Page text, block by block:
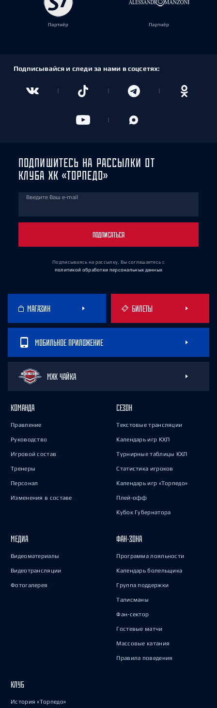
Партнёр Партнёр
Подписывайся и следи за нами в соцсетях:
ПОДПИШИТЕСЬ НА РАССЫЛКИ ОТ
КЛУБА ХК «ТОРПЕДО»
Введите Ваш e-mail
ПОДПИСАТЬСЯ
Подписываясь на рассылку, Вы соглашаетесь с
политикой обработки персональных данных
МАГАЗИН БИЛЕТЫ
МОБИЛЬНОЕ ПРИЛОЖЕНИЕ
МХК ЧАЙКА
КОМАНДА
Правление
Руководство
Игровой состав
Тренеры
Персонал
Изменения в составе
СЕЗОН
Текстовые трансляции
Календарь игр КХЛ
Турнирные таблицы КХЛ
Статистика игроков
Календарь игр «Торпедо»
Плей-офф
Кубок Губернатора
МЕДИА
Видеоматериалы
Видеотрансляции
Фотогалерея
ФАН-ЗОНА
Программа лояльности
Календарь болельщика
Группа поддержки
Талисманы
Фан-сектор
Гостевые матчи
Массовые катания
Правила поведения
КЛУБ
История «Торпедо»